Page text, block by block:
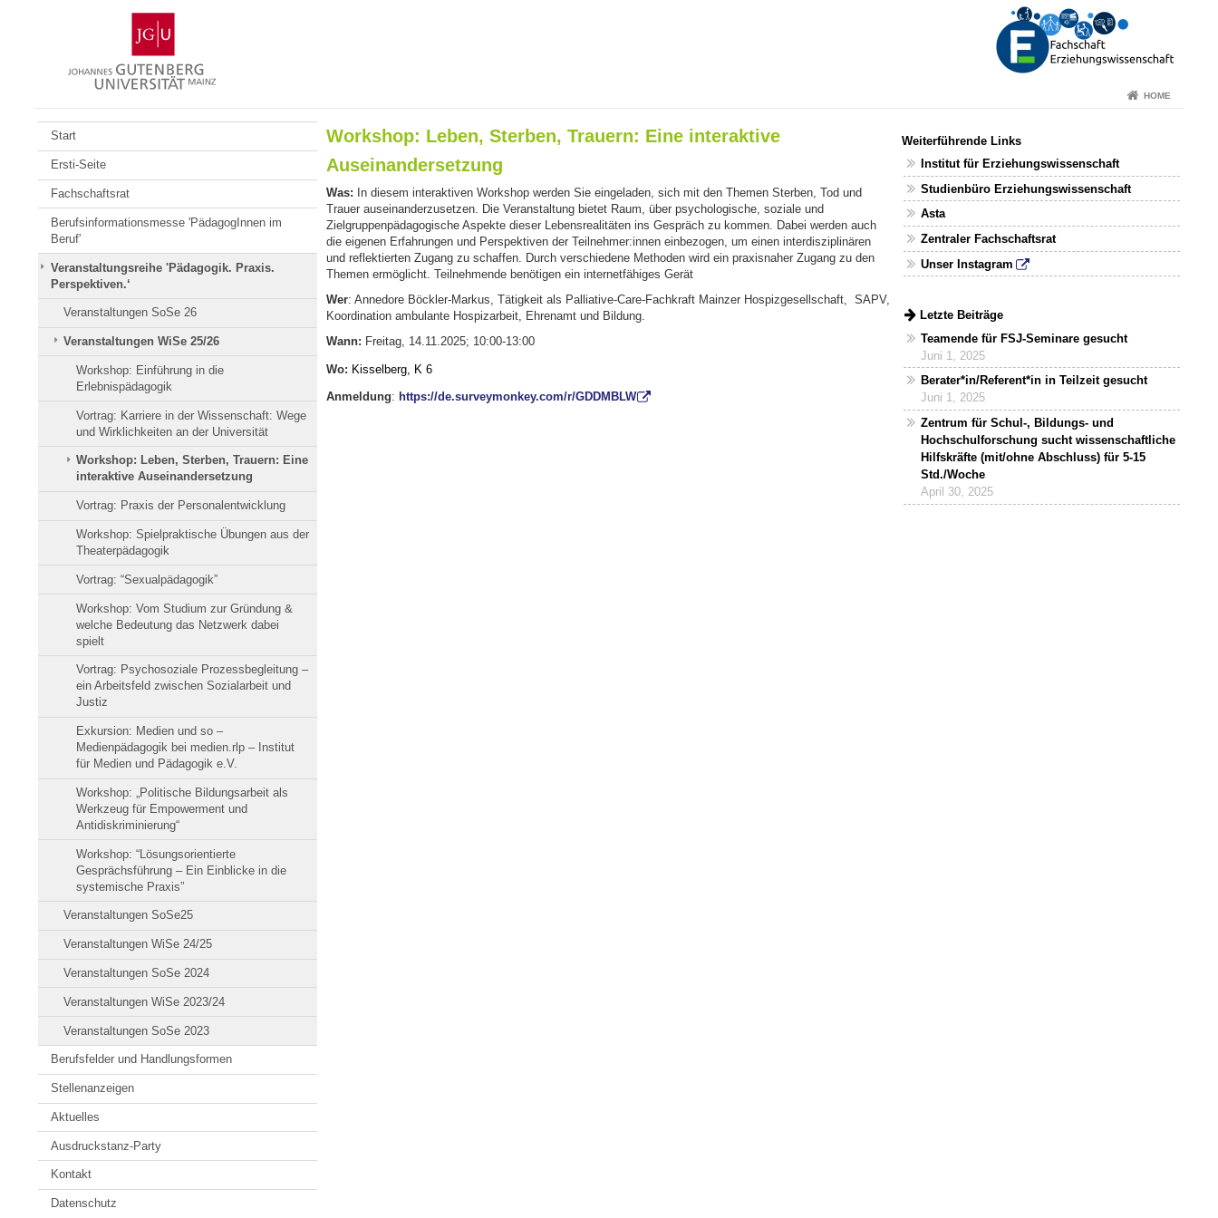
Gutenberg-
Universität
Mainz
HOME
Start
Ersti-Seite
Fachschaftsrat
Berufsinformationsmesse 'PädagogInnen im
Beruf'
Veranstaltungsreihe 'Pädagogik. Praxis.
Perspektiven.‘
Veranstaltungen SoSe 26
Veranstaltungen WiSe 25/26
Workshop: Einführung in die
Erlebnispädagogik
Vortrag: Karriere in der Wissenschaft: Wege
und Wirklichkeiten an der Universität
Workshop: Leben, Sterben, Trauern: Eine
interaktive Auseinandersetzung
Vortrag: Praxis der Personalentwicklung
Workshop: Spielpraktische Übungen aus der
Theaterpädagogik
Vortrag: “Sexualpädagogik”
Workshop: Vom Studium zur Gründung &
welche Bedeutung das Netzwerk dabei
spielt
Vortrag: Psychosoziale Prozessbegleitung –
ein Arbeitsfeld zwischen Sozialarbeit und
Justiz
Exkursion: Medien und so –
Medienpädagogik bei medien.rlp – Institut
für Medien und Pädagogik e.V.
Workshop: „Politische Bildungsarbeit als
Werkzeug für Empowerment und
Antidiskriminierung“
Workshop: “Lösungsorientierte
Gesprächsführung – Ein Einblicke in die
systemische Praxis”
Veranstaltungen SoSe25
Veranstaltungen WiSe 24/25
Veranstaltungen SoSe 2024
Veranstaltungen WiSe 2023/24
Veranstaltungen SoSe 2023
Berufsfelder und Handlungsformen
Stellenanzeigen
Aktuelles
Ausdruckstanz-Party
Kontakt
Datenschutz
Workshop: Leben, Sterben, Trauern: Eine interaktive
Auseinandersetzung
Was: In diesem interaktiven Workshop werden Sie eingeladen, sich mit den Themen Sterben, Tod und
Trauer auseinanderzusetzen. Die Veranstaltung bietet Raum, über psychologische, soziale und
Zielgruppenpädagogische Aspekte dieser Lebensrealitäten ins Gespräch zu kommen. Dabei werden auch
die eigenen Erfahrungen und Perspektiven der Teilnehmer:innen einbezogen, um einen interdisziplinären
und reflektierten Zugang zu schaffen. Durch verschiedene Methoden wird ein praxisnaher Zugang zu den
Themen ermöglicht. Teilnehmende benötigen ein internetfähiges Gerät
Wer: Annedore Böckler-Markus, Tätigkeit als Palliative-Care-Fachkraft Mainzer Hospizgesellschaft, SAPV,
Koordination ambulante Hospizarbeit, Ehrenamt und Bildung.
Wann: Freitag, 14.11.2025; 10:00-13:00
Wo: Kisselberg, K 6
Anmeldung: https://de.surveymonkey.com/r/GDDMBLW
Weiterführende Links
Institut für Erziehungswissenschaft
Studienbüro Erziehungswissenschaft
Asta
Zentraler Fachschaftsrat
Unser Instagram
Letzte Beiträge
Teamende für FSJ-Seminare gesucht
Juni 1, 2025
Berater*in/Referent*in in Teilzeit gesucht
Juni 1, 2025
Zentrum für Schul-, Bildungs- und
Hochschulforschung sucht wissenschaftliche
Hilfskräfte (mit/ohne Abschluss) für 5-15
Std./Woche
April 30, 2025